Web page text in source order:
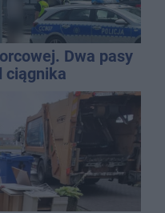
Dwa pasy
ciągnika